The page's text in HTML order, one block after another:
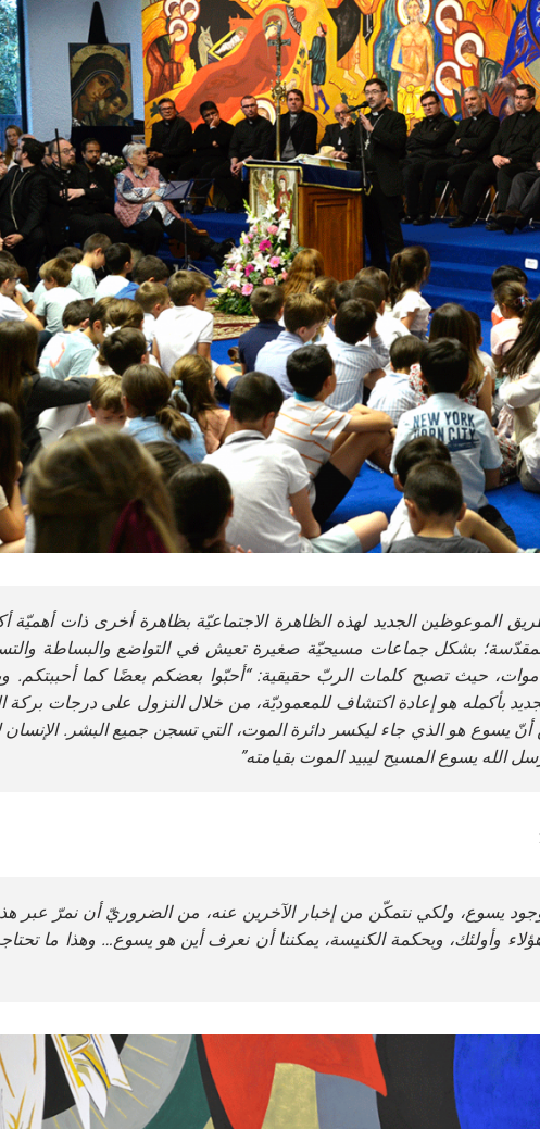
الموعوظين الجديد لهذه الظاهرة الاجتماعيّة بظاهرة أخرى ذات أهميّة
بشكل جماعات مسيحيّة صغيرة تعيش في التواضع والبساطة
حيث تصبح كلمات الربّ حقيقية: “أحبّوا بعضكم بعضًا كما أحببتكم.
بأكمله هو إعادة اكتشاف للمعموديّة، من خلال النزول على درجات بركة
أنّ يسوع هو الذي جاء ليكسر دائرة الموت، التي تسجن جميع البشر. الإنسان
الله يسوع المسيح ليبيد الموت بقيامته”
يسوع، ولكي نتمكّن من إخبار الآخرين عنه، من الضروريّ أن نمرّ عبر
وأولئك، وبحكمة الكنيسة، يمكننا أن نعرف أين هو يسوع… وهذا ما